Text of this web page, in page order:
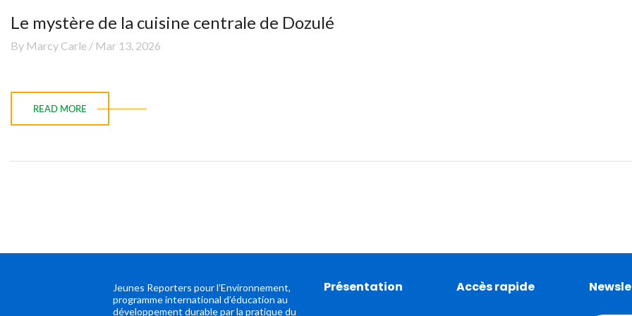
Le mystère de la cuisine centrale de Dozulé
By Marcy Carle / Mar 13, 2026
READ MORE
Jeunes Reporters pour l’Environnement,
programme international d’éducation au
développement durable par la pratique du
Présentation Accès rapide